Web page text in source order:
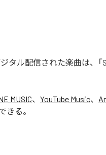
タル配信された楽曲は、「
MUSIC、 YouTube Music、
きる。